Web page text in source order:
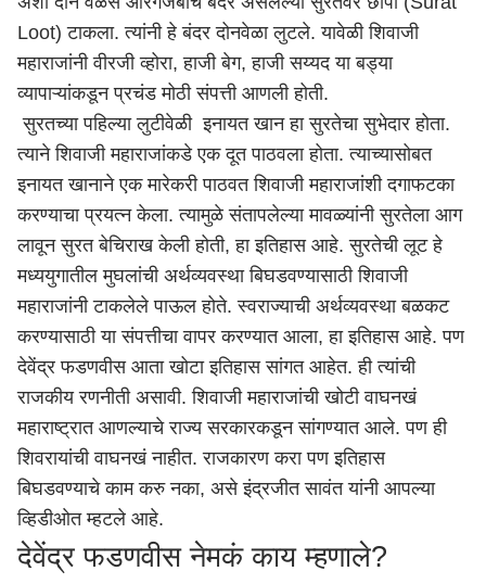
Loot) टाकला. त्यांनी हे बंदर दोनवेळा लुटले. यावेळी शिवाजी
महाराजांनी वीरजी व्होरा, हाजी बेग, हाजी सय्यद या बड्या
व्यापाऱ्यांकडून प्रचंड मोठी संपत्ती आणली होती.
सुरतच्या पहिल्या लुटीवेळी इनायत खान हा सुरतेचा सुभेदार होता.
त्याने शिवाजी महाराजांकडे एक दूत पाठवला होता. त्याच्यासोबत
इनायत खानाने एक मारेकरी पाठवत शिवाजी महाराजांशी दगाफटका
करण्याचा प्रयत्न केला. त्यामुळे संतापलेल्या मावळ्यांनी सुरतेला आग
लावून सुरत बेचिराख केली होती, हा इतिहास आहे. सुरतेची लूट हे
मध्ययुगातील मुघलांची अर्थव्यवस्था बिघडवण्यासाठी शिवाजी
महाराजांनी टाकलेले पाऊल होते. स्वराज्याची अर्थव्यवस्था बळकट
करण्यासाठी या संपत्तीचा वापर करण्यात आला, हा इतिहास आहे. पण
देवेंद्र फडणवीस आता खोटा इतिहास सांगत आहेत. ही त्यांची
राजकीय रणनीती असावी. शिवाजी महाराजांची खोटी वाघनखं
महाराष्ट्रात आणल्याचे राज्य सरकारकडून सांगण्यात आले. पण ही
शिवरायांची वाघनखं नाहीत. राजकारण करा पण इतिहास
बिघडवण्याचे काम करु नका, असे इंद्रजीत सावंत यांनी आपल्या
व्हिडीओत म्हटले आहे.
देवेंद्र फडणवीस नेमकं काय म्हणाले?